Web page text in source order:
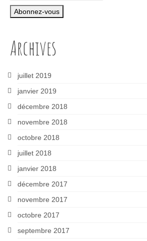
Archives
juillet 2019
janvier 2019
décembre 2018
novembre 2018
octobre 2018
juillet 2018
janvier 2018
décembre 2017
novembre 2017
octobre 2017
septembre 2017